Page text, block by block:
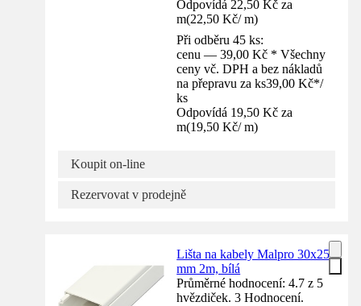
Odpovídá 22,50 Kč za
m(22,50 Kč/ m)
Při odběru 45 ks:
cenu — 39,00 Kč * Všechny
ceny vč. DPH a bez nákladů
na přepravu za ks39,00 Kč*/
ks
Odpovídá 19,50 Kč za
m(19,50 Kč/ m)
Koupit on-line
Rezervovat v prodejně
Lišta na kabely Malpro 30x25
mm 2m, bílá
Průměrné hodnocení: 4.7 z 5
hvězdiček. 3 Hodnocení.